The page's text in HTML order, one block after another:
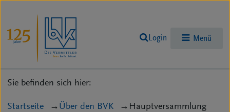
Login Menü
Sie befinden sich hier:
Startseite Über den BVK Hauptversammlung